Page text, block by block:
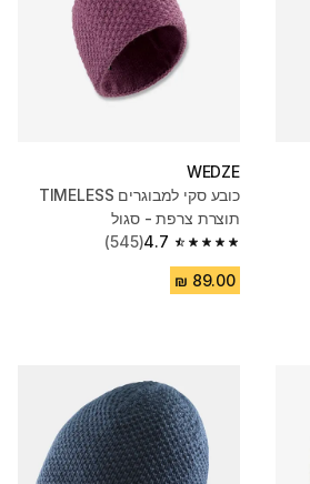
WEDZE
כובע סקי למבוגרים TIMELESS
תוצרת צרפת - סגול
4.7
4.7 out of 5 stars from 545 reviews
(545)